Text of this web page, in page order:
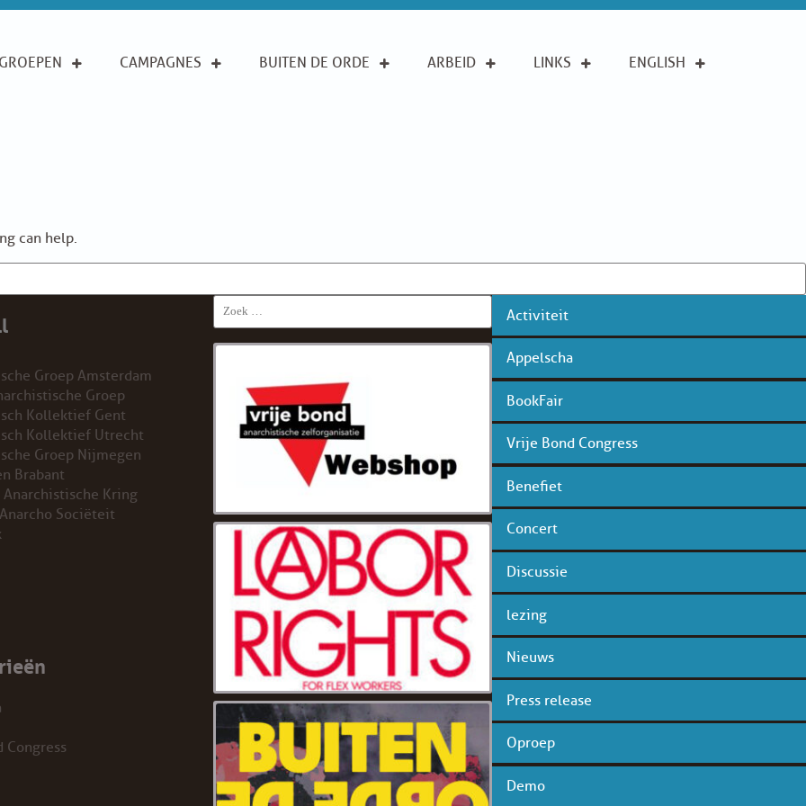
GROEPEN CAMPAGNES BUITEN DE ORDE ARBEID LINKS ENGLISH
can help.
Activiteit
Appelscha
BookFair
Vrije Bond Congress
Benefiet
Concert
Discussie
lezing
Nieuws
Press release
Oproep
Demo
Search
for:
Groep Amsterdam
Groep
Kollektief Gent
Kollektief Utrecht
Groep Nijmegen
Brabant
Anarchistische Kring
Sociëteit
Congress